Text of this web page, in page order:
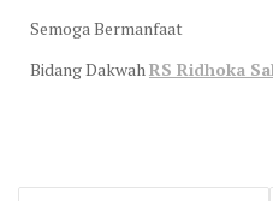
Semoga Bermanfaat
Bidang Dakwah RS Ridhoka